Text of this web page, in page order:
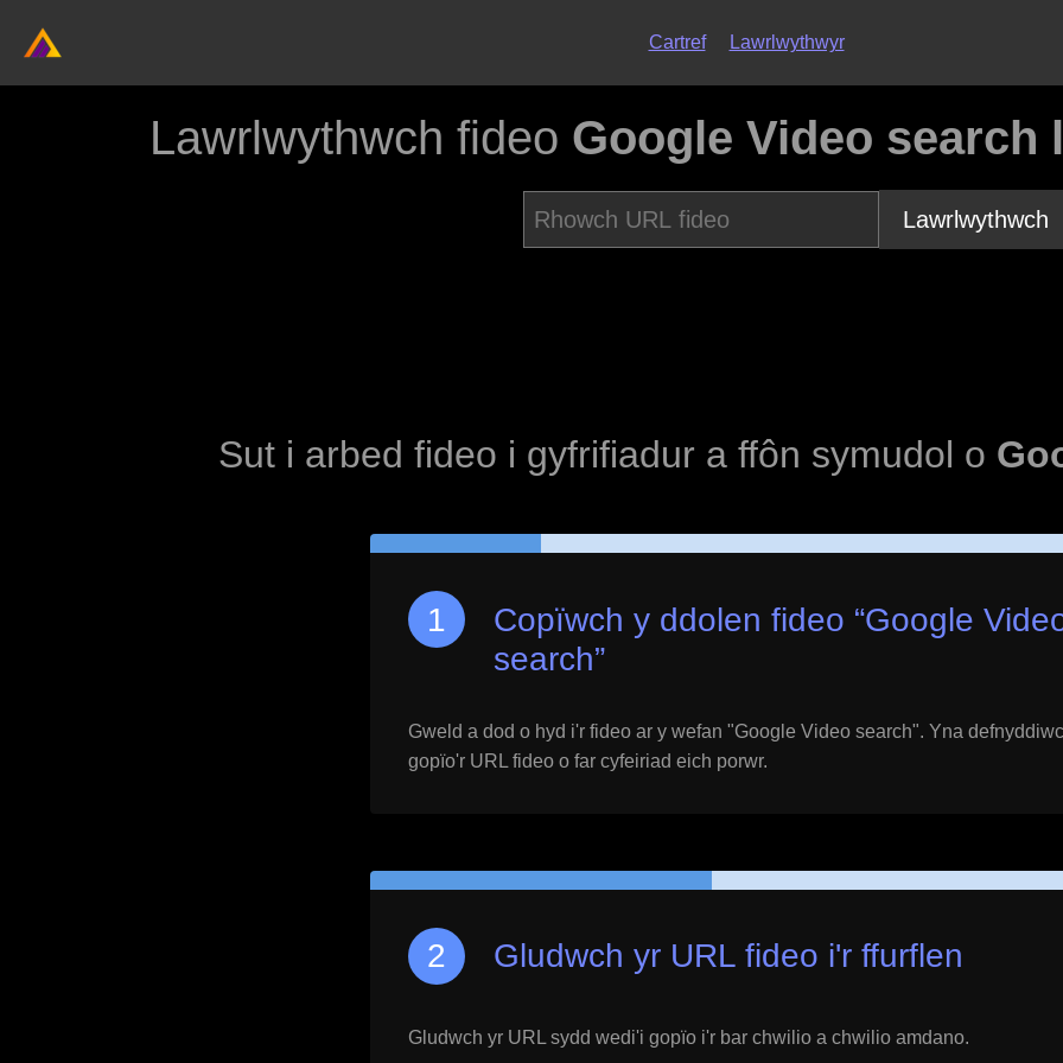
Cartref Lawrlwythwyr
Lawrlwythwch fideo Google Video
Lawrlwythwch
Sut i arbed fideo i gyfrifiadur a ffôn symudol o
Copïwch y ddolen fideo “Google
search”
Gweld a dod o hyd i'r fideo ar y wefan "Google Video search". Yna
gopïo'r URL fideo o far cyfeiriad eich porwr.
Gludwch yr URL fideo i'r ffurflen
Gludwch yr URL sydd wedi'i gopïo i'r bar chwilio a chwilio amdano.